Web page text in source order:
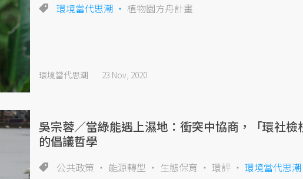
環境當代思潮 植物園方舟計畫
環境當代思潮 23 Nov, 2020
吳宗蓉／當綠能遇上濕地：衝突中協商，「環社檢
的倡議哲學
公共政策 能源轉型 生態保育 環評 環境當代思潮